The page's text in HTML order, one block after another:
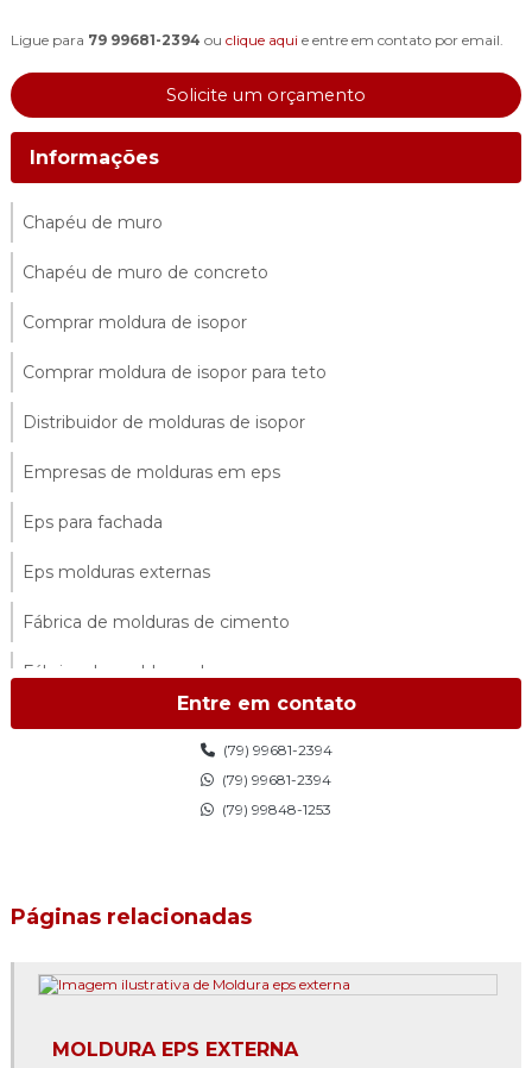
Ligue para 79 99681-2394 ou clique aqui e entre em contato por email.
Solicite um orçamento
Informações
Chapéu de muro
Chapéu de muro de concreto
Comprar moldura de isopor
Comprar moldura de isopor para teto
Distribuidor de molduras de isopor
Empresas de molduras em eps
Eps para fachada
Eps molduras externas
Fábrica de molduras de cimento
Fábrica de molduras de eps
Fábrica de molduras de isopor
Fábrica de molduras de isopor sp
Fachada com eps
Fachada em eps
Entre em contato
(79) 99681-2394
(79) 99681-2394
(79) 99848-1253
Páginas relacionadas
MOLDURA EPS EXTERNA